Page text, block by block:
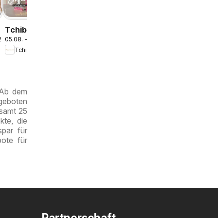
Tchibo
Eduscho
Tchibo
05.08. - 12.08.2026
dem
25
die
für
für